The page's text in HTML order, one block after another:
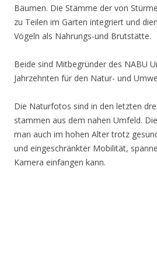
Bäumen. Die Stämme der von
zu Teilen im Garten integriert und
Vögeln als Nahrungs-und Brutstätte.
Beide sind Mitbegründer des NABU
Jahrzehnten für den Natur- und
Die Naturfotos sind in den letzten
stammen aus dem nahen Umfeld.
man auch im hohen Alter trotz
und eingeschränkter Mobilität,
Kamera einfangen kann.